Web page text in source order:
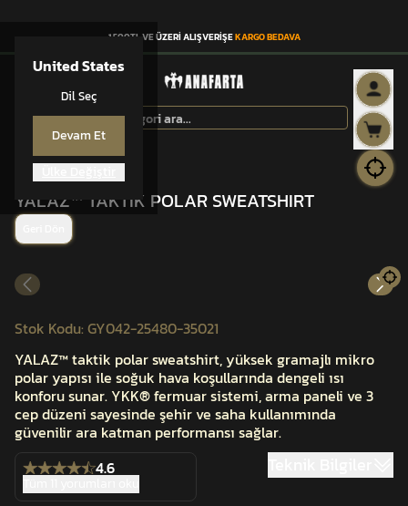
United States
Dil Seç
Devam Et
1.500TL VE ÜZERİ ALIŞVERİŞEKARGO BEDAVA
YALAZ™
YALAZ™ TAKTİK POLAR SWEATSHIRT
Stok Kodu: GY042-25480-35021
YALAZ™ taktik polar sweatshirt, yüksek gramajlı mikro
polar yapısı ile soğuk hava koşullarında dengeli ısı
konforu sunar. YKK® fermuar sistemi, arma paneli ve 3
cep düzeni sayesinde şehir ve saha kullanımında
güvenilir ara katman performansı sağlar.
4.6